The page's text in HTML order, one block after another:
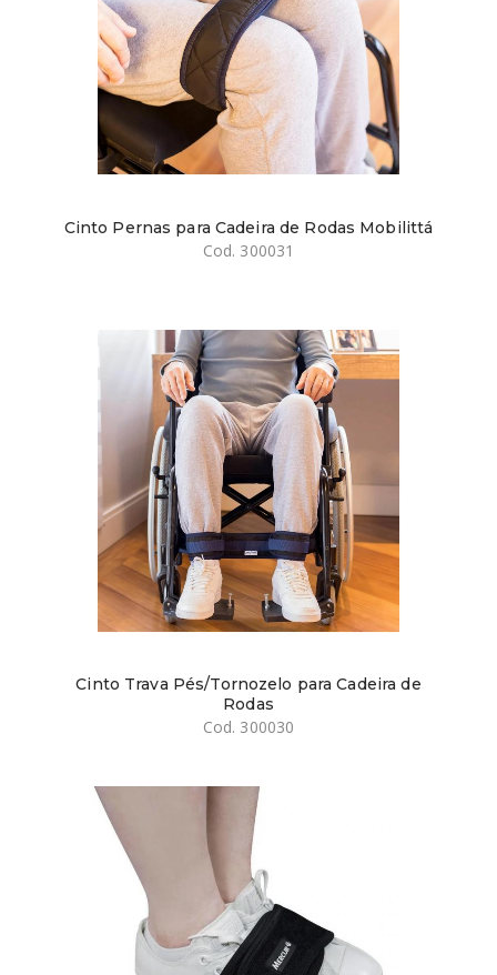
Cinto Pernas para Cadeira de Rodas Mobilittá
Cod. 300031
Cinto Trava Pés/Tornozelo para Cadeira de
Rodas
Cod. 300030